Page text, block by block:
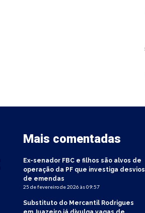
Mais comentadas
Ex-senador FBC e filhos são alvos de
operação da PF que investiga desvios
de emendas
25 de fevereiro de 2026 às 09:57
Substituto do Mercantil Rodrigues